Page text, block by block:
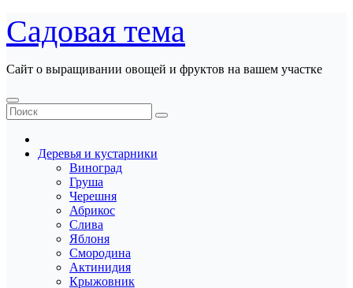
Перейти
к
содержанию
Садовая тема
Сайт о выращивании овощей и фруктов на вашем участке
Деревья и кустарники
Виноград
Груша
Черешня
Абрикос
Слива
Яблоня
Смородина
Актинидия
Крыжовник